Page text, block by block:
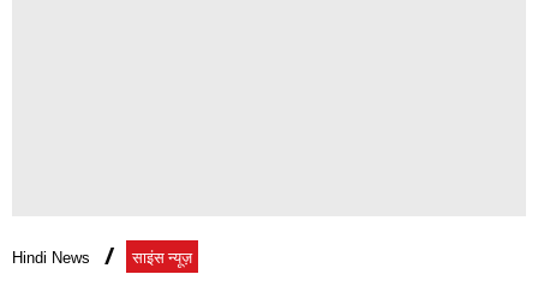
Hindi News साइंस न्यूज़